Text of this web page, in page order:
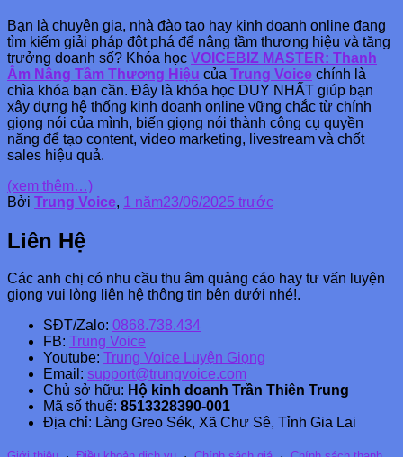
Bạn là chuyên gia, nhà đào tạo hay kinh doanh online đang
tìm kiếm giải pháp đột phá để nâng tầm thương hiệu và tăng
trưởng doanh số? Khóa học VOICEBIZ MASTER: Thanh
Âm Nâng Tầm Thương Hiệu của Trung Voice chính là
chìa khóa bạn cần. Đây là khóa học DUY NHẤT giúp bạn
xây dựng hệ thống kinh doanh online vững chắc từ chính
giọng nói của mình, biến giọng nói thành công cụ quyền
năng để tạo content, video marketing, livestream và chốt
sales hiệu quả.
(xem thêm…)
Bởi Trung Voice, 1 năm23/06/2025 trước
Liên Hệ
Các anh chị có nhu cầu thu âm quảng cáo hay tư vấn luyện
giọng vui lòng liên hệ thông tin bên dưới nhé!.
SĐT/Zalo: 0868.738.434
FB:
Trung Voice
Youtube:
Trung Voice Luyện Giọng
Email: support@trungvoice.com
Chủ sở hữu: Hộ kinh doanh Trần Thiên Trung
Mã số thuế: 8513328390-001
Địa chỉ: Làng Greo Sék, Xã Chư Sê, Tỉnh Gia Lai